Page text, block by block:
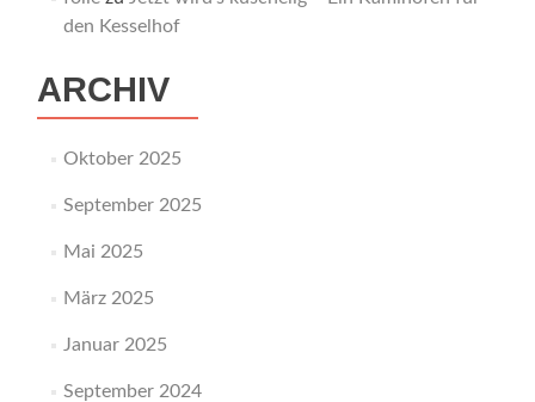
den Kesselhof
ARCHIV
Oktober 2025
September 2025
Mai 2025
März 2025
Januar 2025
September 2024